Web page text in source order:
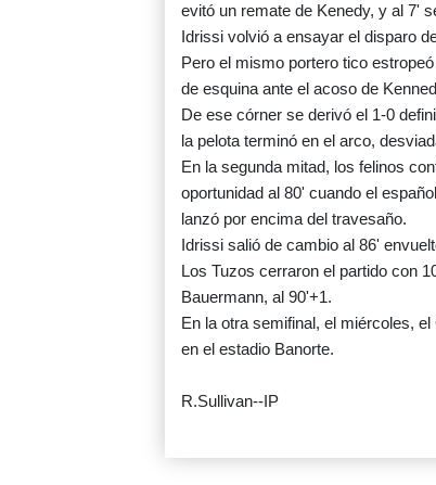
evitó un remate de Kenedy, y al 7'
Idrissi volvió a ensayar el disparo
Pero el mismo portero tico
de esquina ante el acoso de
De ese córner se derivó el 1-0
la pelota terminó en el arco,
En la segunda mitad, los felinos
oportunidad al 80' cuando el
lanzó por encima del travesaño.
Idrissi salió de cambio al 86'
Los Tuzos cerraron el partido con
Bauermann, al 90'+1.
En la otra semifinal, el miércoles,
en el estadio Banorte.
R.Sullivan--IP